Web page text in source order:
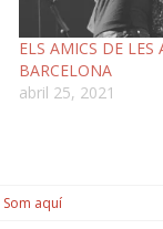
ELS AMICS DE LES
BARCELONA
abril 25, 2021
Som aquí